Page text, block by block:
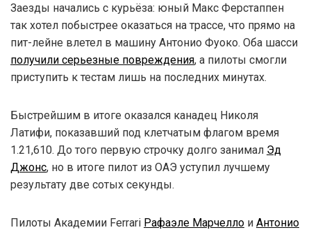
Заезды начались с курьёза: юный Макс Ферстаппен
так хотел побыстрее оказаться на трассе, что прямо на
пит-лейне влетел в машину Антонио Фуоко. Оба шасси
получили серьезные повреждения, а пилоты смогли
приступить к тестам лишь на последних минутах.
Быстрейшим в итоге оказался канадец Николя
Латифи, показавший под клетчатым флагом время
1.21,610. До того первую строчку долго занимал Эд
Джонс, но в итоге пилот из ОАЭ уступил лучшему
результату две сотых секунды.
Пилоты Академии Ferrari Рафаэле Марчелло и Антонио